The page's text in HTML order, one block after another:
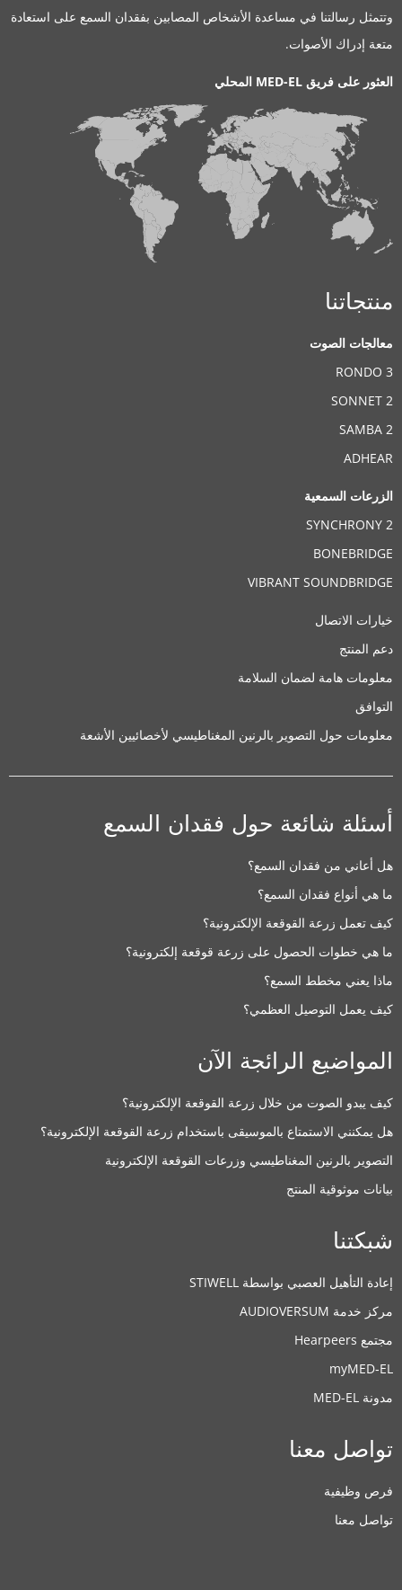
وتتمثل رسالتنا في مساعدة الأشخاص المصابين بفقدان السمع على استعادة
متعة إدراك الأصوات.
العثور على فريق MED-EL المحلي
منتجاتنا
معالجات الصوت
RONDO 3
SONNET 2
SAMBA 2
ADHEAR
الزرعات السمعية
SYNCHRONY 2
BONEBRIDGE
VIBRANT SOUNDBRIDGE
خيارات الاتصال
دعم المنتج
معلومات هامة لضمان السلامة
التوافق
معلومات حول التصوير بالرنين المغناطيسي لأخصائيين الأشعة
أسئلة شائعة حول فقدان السمع
هل أعاني من فقدان السمع؟
ما هي أنواع فقدان السمع؟
كيف تعمل زرعة القوقعة الإلكترونية؟
ما هي خطوات الحصول على زرعة قوقعة إلكترونية؟
ماذا يعني مخطط السمع؟
كيف يعمل التوصيل العظمي؟
المواضيع الرائجة الآن
كيف يبدو الصوت من خلال زرعة القوقعة الإلكترونية؟
هل يمكنني الاستمتاع بالموسيقى باستخدام زرعة القوقعة الإلكترونية؟
التصوير بالرنين المغناطيسي وزرعات القوقعة الإلكترونية
بيانات موثوقية المنتج
شبكتنا
إعادة التأهيل العصبي بواسطة STIWELL
مركز خدمة AUDIOVERSUM
مجتمع Hearpeers
myMED‑EL
مدونة MED-EL
تواصل معنا
فرص وظيفية
تواصل معنا